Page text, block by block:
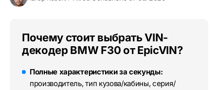
Почему стоит выбрать VIN-
декодер BMW F30 от EpicVIN?
Полные характеристики за секунды:
производитель, тип кузова/кабины, серия/